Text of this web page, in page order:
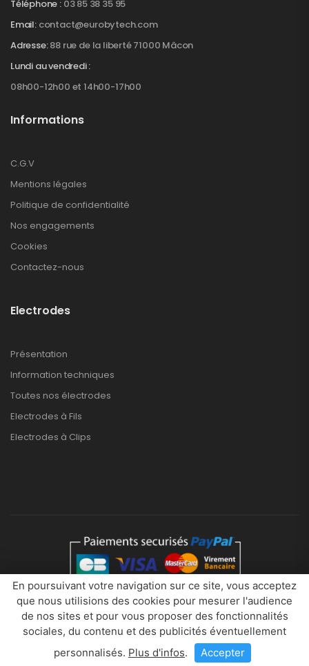
Téléphone : 03 85 38 35 95
Email: contact@eurobytech.com
Adresse:88 rue de la liberté 71000 Mâcon
Lundi au vendredi :
08h00-12h00 et 14h00-17h00
Informations
C.G.V
Mentions légales
Politique de confidentialité
Nos engagements
Cookies
Contactez-nous
Electrodes
Présentation
Information techniques
Toutes nos électrodes
Electrodes à Fils
Electrodes à Clips
Eurobytech © 2026. Tous droits réservés
En poursuivant votre navigation sur ce site, vous acceptez
que nous utilisions des cookies pour mesurer l'audience
de nos sites et pour vous proposer des fonctionnalités
sociales, du contenu et des publicités éventuellement
personnalisés. Plus d'infos. Accepter